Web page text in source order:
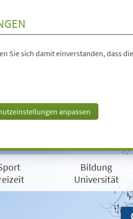
Sie sich damit einverstanden, dass
anpassen
Bildung
Universität